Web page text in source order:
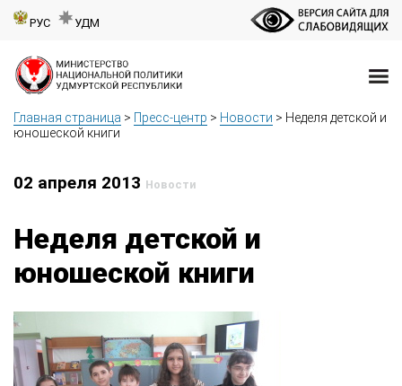
РУС УДМ
Главная страница > Пресс-центр > Новости > Неделя детской и
юношеской книги
02 апреля 2013 Новости
Неделя детской и
юношеской книги